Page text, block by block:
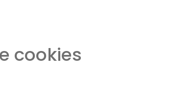
cookies